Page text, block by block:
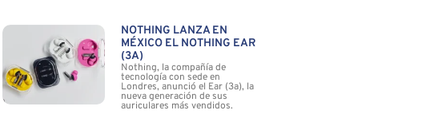
NOTHING LANZA EN
MÉXICO EL NOTHING EAR
(3A)
Nothing, la compañía de
tecnología con sede en
Londres, anunció el Ear (3a), la
nueva generación de sus
auriculares más vendidos.